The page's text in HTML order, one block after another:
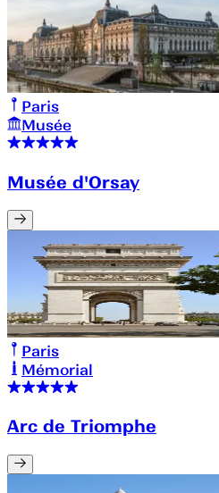
Paris
Musée
Musée d'Orsay
Paris
Mémorial
Arc de Triomphe